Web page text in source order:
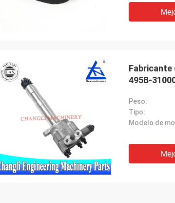
Fabricante
495B-
Peso:
Tipo:
Modelo de